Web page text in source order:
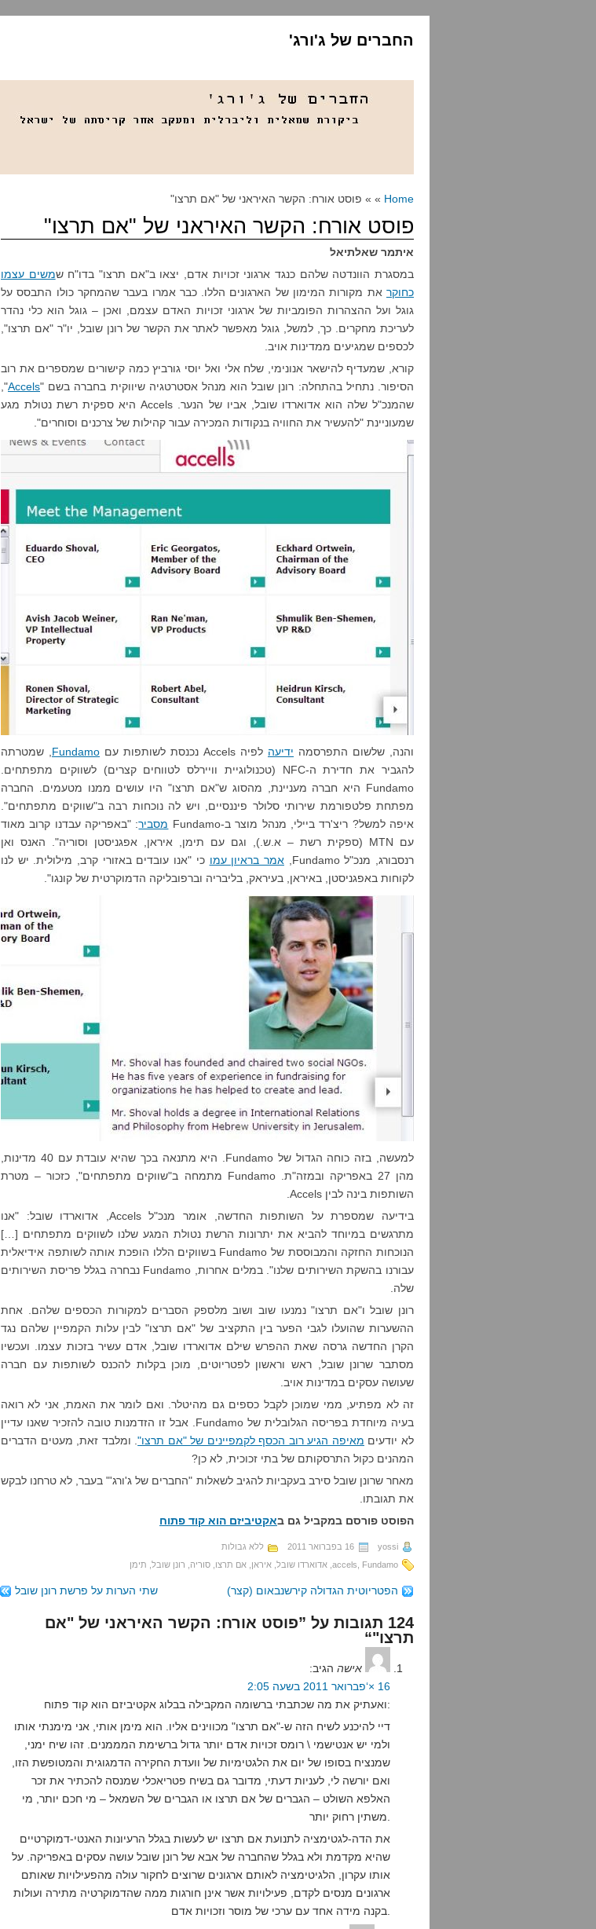
החברים של ג'ורג'
Home » » פוסט אורח: הקשר האיראני של "אם תרצו"
פוסט אורח: הקשר האיראני של "אם תרצו"
איתמר שאלתיאל
במסגרת הוונדטה שלהם כנגד ארגוני זכויות אדם, יצאו ב"אם תרצו" בדו"ח שמשים עצמו
כחוקר את מקורות המימון של הארגונים הללו. כבר אמרו בעבר שהמחקר כולו התבסס על
גוגל ועל ההצהרות הפומביות של ארגוני זכויות האדם עצמם, ואכן – גוגל הוא כלי נהדר
לעריכת מחקרים. כך, למשל, גוגל מאפשר לאתר את הקשר של רונן שובל, יו"ר "אם תרצו",
לכספים שמגיעים ממדינות אויב.
קורא, שמעדיף להישאר אנונימי, שלח אלי ואל יוסי גורביץ כמה קישורים שמספרים את רוב
הסיפור. נתחיל בהתחלה: רונן שובל הוא מנהל אסטרטגיה שיווקית בחברה בשם "Accels
",
שהמנכ"ל שלה הוא אדוארדו שובל, אביו של הנער. Accels היא ספקית רשת נטולת מגע
שמעוניינת "להעשיר את החוויה בנקודות המכירה עבור קהילות של צרכנים וסוחרים".
והנה, שלשום התפרסמה ידיעה לפיה Accels נכנסת לשותפות עם Fundamo , שמטרתה
להגביר את חדירת ה-NFC (טכנולוגיית וויירלס לטווחים קצרים) לשווקים מתפתחים.
Fundamo היא חברה מעניינת, מהסוג ש"אם תרצו" היו עושים ממנו מטעמים. החברה
מפתחת פלטפורמת שירותי סלולר פיננסיים, ויש לה נוכחות רבה ב"שווקים מתפתחים".
איפה למשל? ריצ'רד ביילי, מנהל מוצר ב-Fundamo
מסביר: "באפריקה עבדנו קרוב מאוד
עם MTN (ספקית רשת – א.ש.), וגם עם תימן, איראן, אפגניסטן וסוריה". האנס ואן
רנסבורג, מנכ"ל Fundamo,
אמר בראיון עמו כי "אנו עובדים באזורי קרב, מילולית. יש לנו
לקוחות באפגניסטן, באיראן, בעיראק, בליבריה וברפובליקה הדמוקרטית של קונגו".
למעשה, בזה כוחה הגדול של Fundamo. היא מתנאה בכך שהיא עובדת עם 40 מדינות,
מהן 27 באפריקה ובמזה"ת. Fundamo מתמחה ב"שווקים מתפתחים", כזכור – מטרת
השותפות בינה לבין Accels.
בידיעה שמספרת על השותפות החדשה, אומר מנכ"ל Accels, אדוארדו שובל: "אנו
מתרגשים במיוחד להביא את יתרונות הרשת נטולת המגע שלנו לשווקים מתפתחים […]
הנוכחות החזקה והמבוססת של Fundamo בשווקים הללו הופכת אותה לשותפה אידיאלית
עבורנו בהשקת השירותים שלנו". במלים אחרות, Fundamo נבחרה בגלל פריסת השירותים
שלה.
רונן שובל ו"אם תרצו" נמנעו שוב ושוב מלספק הסברים למקורות הכספים שלהם. אחת
ההשערות שהועלו לגבי הפער בין התקציב של "אם תרצו" לבין עלות הקמפיין שלהם נגד
הקרן החדשה גרסה שאת ההפרש שילם אדוארדו שובל, אדם עשיר בזכות עצמו. ועכשיו
מסתבר שרונן שובל, ראש וראשון לפטריוטים, מוכן בקלות להכנס לשותפות עם חברה
שעושה עסקים במדינות אויב.
זה לא מפתיע, ממי שמוכן לקבל כספים גם מהיטלר. ואם לומר את האמת, אני לא רואה
בעיה מיוחדת בפריסה הגלובלית של Fundamo. אבל זו הזדמנות טובה להזכיר שאנו עדיין
לא יודעים מאיפה הגיע רוב הכסף לקמפיינים של "אם תרצו". ומלבד זאת, מעטים הדברים
המהנים כקול התרסקותם של בתי זכוכית, לא כן?
מאחר שרונן שובל סירב בעקביות להגיב לשאלות "החברים של ג'ורג'" בעבר, לא טרחנו לבקש
את תגובתו.
הפוסט פורסם במקביל גם באקטיביזם הוא קוד פתוח
yossi 16 בפברואר 2011
ללא גבולות
accels
Fundamo אדוארדו שובל איראן אם תרצו סוריה רונן שובל תימן
הפטריוטית הגדולה קירשנבאום (קצר) שתי הערות על פרשת רונן שובל
124 תגובות על ”פוסט אורח: הקשר האיראני של "אם
תרצו"“
אישה הגיב:
16 ×‘פברואר 2011 בשעה 2:05
ואעתיק את מה שכתבתי ברשומה המקבילה בבלוג אקטיביזם הוא קוד פתוח:
דיי להיכנע לשיח הזה ש-"אם תרצו" מכווינים אליו. הוא מימן אותי, אני מימנתי אותו
ולמי יש אנטישמי \ רומס זכויות אדם יותר גדול ברשימת המממנים. זהו שיח ימני,
שמנציח בסופו של יום את הלגטימיות של וועדת החקירה הדמגוגית והמטופשת הזו,
ואם יורשה לי, לעניות דעתי, מדובר גם בשיח פטריאכלי שמנסה להכתיר את זכר
האלפא השולט – הגברים של אם תרצו או הגברים של השמאל – מי חכם יותר, מי
את הדה-לגטימציה לתנועת אם תרצו יש לעשות בגלל הרעיונות האנטי-דמוקרטיים
שהיא מקדמת ולא בגלל שהחברה של אבא של רונן שובל עושה עסקים באפריקה. על
אותו עקרון, הלגיטימציה לאותם ארגונים שרוצים לחקור עולה מהפעילויות שאותם
ארגונים מנסים לקדם, פעילויות אשר אינן חורגות ממה שהדמוקרטיה מתירה ועולות